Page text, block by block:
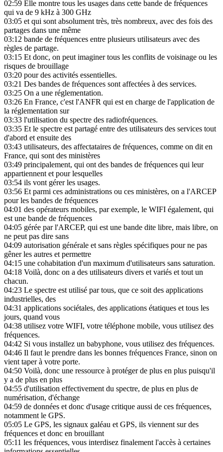
02:59 Elle montre tous les usages dans cette bande de fréquences
qui va de 9 kHz à 300 GHz
03:05 et qui sont absolument très, très nombreux, avec des fois des
partages dans une même
03:12 bande de fréquences entre plusieurs utilisateurs avec des
règles de partage.
03:15 Et donc, on peut imaginer tous les conflits de voisinage ou les
risques de brouillage
03:20 pour des activités essentielles.
03:21 Des bandes de fréquences sont affectées à des services.
03:25 On a une réglementation.
03:26 En France, c'est l'ANFR qui est en charge de l'application de
la réglementation sur
03:33 l'utilisation du spectre des radiofréquences.
03:35 Et le spectre est partagé entre des utilisateurs des services tout
d'abord et ensuite des
03:43 utilisateurs, des affectataires de fréquences, comme on dit en
France, qui sont des ministères
03:49 principalement, qui ont des bandes de fréquences qui leur
appartiennent et pour lesquelles
03:54 ils vont gérer les usages.
03:56 Et parmi ces administrations ou ces ministères, on a l'ARCEP
pour les bandes de fréquences
04:01 des opérateurs mobiles, par exemple, le WIFI également, qui
est une bande de fréquences
04:05 gérée par l'ARCEP, qui est une bande dite libre, mais libre, on
ne peut pas dire sans
04:09 autorisation générale et sans règles spécifiques pour ne pas
gêner les autres et permettre
04:15 une cohabitation d'un maximum d'utilisateurs sans saturation.
04:18 Voilà, donc on a des utilisateurs divers et variés et tout un
chacun.
04:23 Le spectre est utilisé par tous, que ce soit des applications
industrielles, des
04:31 applications sociétales, des applications étatiques et tous les
jours, quand vous
04:38 utilisez votre WIFI, votre téléphone mobile, vous utilisez des
fréquences.
04:42 Si vous installez un babyphone, vous utilisez des fréquences.
04:46 Il faut le prendre dans les bonnes fréquences France, sinon on
vient taper à votre porte.
04:50 Voilà, donc une ressource à protéger de plus en plus puisqu'il
y a de plus en plus
04:55 d'utilisation effectivement du spectre, de plus en plus de
numérisation, d'échange
04:59 de données et donc d'usage critique aussi de ces fréquences,
notamment le GPS.
05:05 Le GPS, les signaux galéau et GPS, ils viennent sur des
fréquences et donc en brouillant
05:11 les fréquences, vous interdisez finalement l'accès à certaines